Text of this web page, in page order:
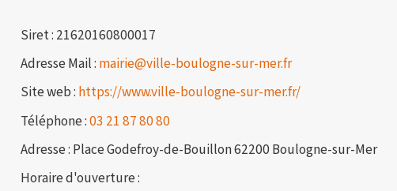
Siret : 21620160800017
Adresse Mail : mairie@ville-boulogne-sur-mer.fr
Site web : https://www.ville-boulogne-sur-mer.fr/
Téléphone :03 21 87 80 80
Adresse : Place Godefroy-de-Bouillon 62200 Boulogne-sur-Mer
Horaire d'ouverture :